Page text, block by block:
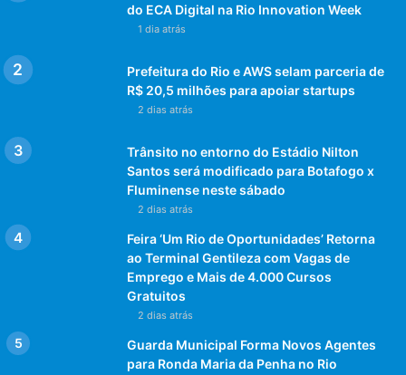
do ECA Digital na Rio Innovation Week
1 dia atrás
Prefeitura do Rio e AWS selam parceria de
R$ 20,5 milhões para apoiar startups
2 dias atrás
Trânsito no entorno do Estádio Nilton
Santos será modificado para Botafogo x
Fluminense neste sábado
2 dias atrás
Feira ‘Um Rio de Oportunidades’ Retorna
ao Terminal Gentileza com Vagas de
Emprego e Mais de 4.000 Cursos
Gratuitos
2 dias atrás
Guarda Municipal Forma Novos Agentes
para Ronda Maria da Penha no Rio